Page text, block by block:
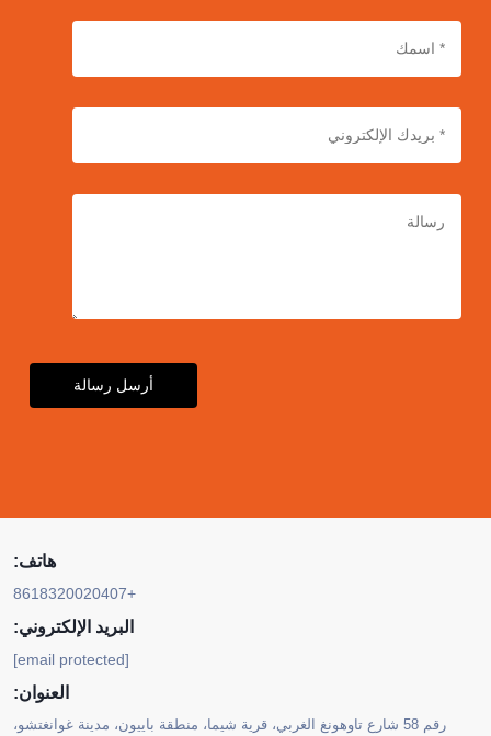
أرسل رسالة
هاتف:
+8618320020407
البريد الإلكتروني:
[email protected]
العنوان:
رقم 58 شارع تاوهونغ الغربي، قرية شيما، منطقة باييون، مدينة غوانغتشو،